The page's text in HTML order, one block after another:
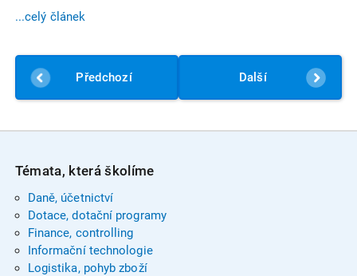
...celý článek
Předchozí Další
Témata, která školíme
Daně, účetnictví
Dotace, dotační programy
Finance, controlling
Informační technologie
Logistika, pohyb zboží